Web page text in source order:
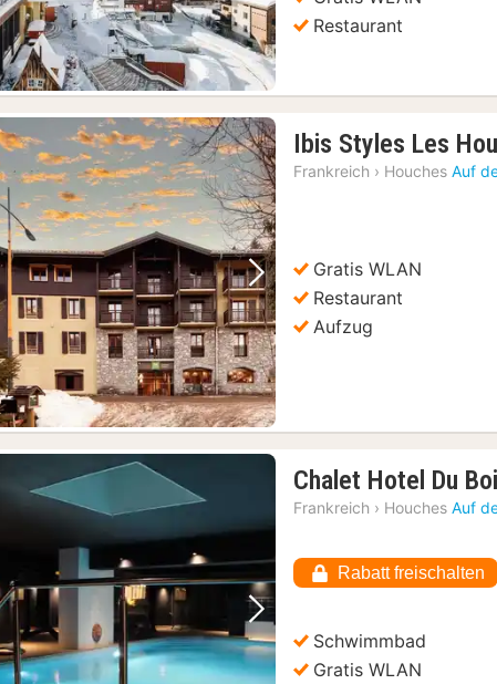
Restaurant
Vorheriges Bild Nächstes Bild
Ibis Styles Les
Frankreich › Houches Auf
Gratis WLAN
Restaurant
Aufzug
Vorheriges Bild Nächstes Bild
Chalet Hotel Du
Frankreich › Houches Auf
Rabatt freischalten
Schwimmbad
Gratis WLAN